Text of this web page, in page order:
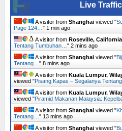
Live
A visitor from Shanghai viewed "
Page 124… " 1 min ago
A visitor from Roseville, California
Tentang Tumbuhan… " 2 mins ago
A visitor from Shanghai viewed "
Tentang… " 8 mins ago
A visitor from Kuala Lumpur,
viewed "Pisang Kapas – Segalanya
A visitor from Kuala Lumpur,
viewed "Piramid Makanan Malaysia:
A visitor from Shanghai viewed "
Tentang… " 13 mins ago
A visitor from Shanghai viewed "